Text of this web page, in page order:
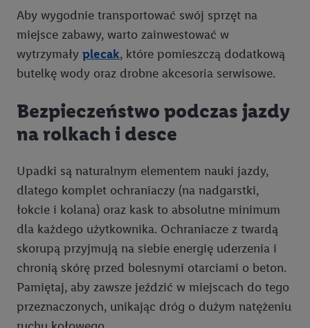
Aby wygodnie transportować swój sprzęt na
miejsce zabawy, warto zainwestować w
wytrzymały plecak, które pomieszczą dodatkową
butelkę wody oraz drobne akcesoria serwisowe.
Bezpieczeństwo podczas jazdy
na rolkach i desce
Upadki są naturalnym elementem nauki jazdy,
dlatego komplet ochraniaczy (na nadgarstki,
łokcie i kolana) oraz kask to absolutne minimum
dla każdego użytkownika. Ochraniacze z twardą
skorupą przyjmują na siebie energię uderzenia i
chronią skórę przed bolesnymi otarciami o beton.
Pamiętaj, aby zawsze jeździć w miejscach do tego
przeznaczonych, unikając dróg o dużym natężeniu
w usługach świadczonych przez podmioty trzecie i wyświetlać
mu spersonalizowane reklamy. W tym celu my i jeden z innych
partnerów wymienionych powyżej będziemy również jako
współadministratorzy przetwarzać adres e-mail użytkownika
w postaci zahashowanej.
Użytkownik upoważnia również firmę Utiq oraz operatora
telekomunikacyjnej
do korzystania z technologii Utiq w
usługach Lidl. Utiq najpierw sprawdzi, czy technologia jest
tak, Utiq udostępni adres IP użytkownika operatorowi sieci,
który utworzy identyfikator dla Utiq przy użyciu adresu IP i
numeru referencyjnego konta klienta, takiego jak numer
telefonu komórkowego. Identyfikator ten zostanie
wykorzystany do rozpoznania użytkownika i zebrania
informacji o sposobie korzystania przez niego z usług Lidl. W
szczególności technologia ta może być również
wykorzystywana do rozpoznawania użytkownika w usługach
obsługiwanych przez podmioty trzecie, abyśmy mogli
wyświetlać mu tam spersonalizowane reklamy. Zgodę na